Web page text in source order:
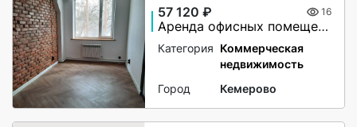
57 120 ₽ 16
Аренда офисных помещений
Категория Коммерческая
недвижимость
Город
Кемерово